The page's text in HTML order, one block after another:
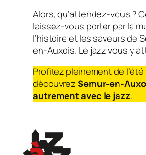
Alors, qu’attendez-vous ?
laissez-vous porter par la
l’histoire et les saveurs de
en-Auxois. Le jazz vous y
Profitez pleinement de
découvrezSemur-en-
autrement avec le jazz.